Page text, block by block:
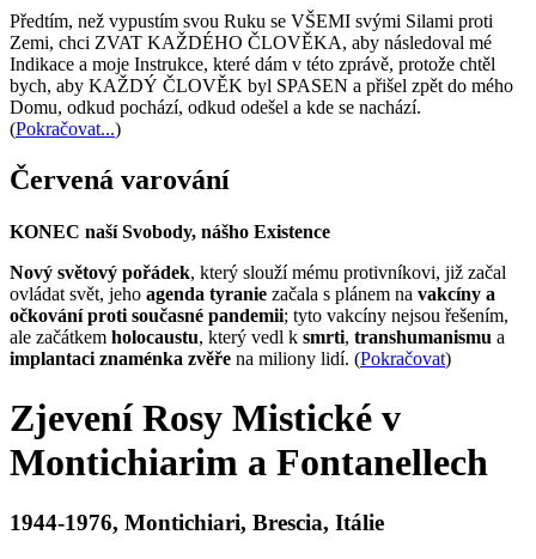
Předtím, než vypustím svou Ruku se VŠEMI svými Silami proti
Zemi, chci ZVAT KAŽDÉHO ČLOVĚKA, aby následoval mé
Indikace a moje Instrukce, které dám v této zprávě, protože chtěl
bych, aby KAŽDÝ ČLOVĚK byl SPASEN a přišel zpět do mého
Domu, odkud pochází, odkud odešel a kde se nachází.
(Pokračovat...)
Červená varování
KONEC naší Svobody, nášho Existence
Nový světový pořádek, který slouží mému protivníkovi, již začal
ovládat svět, jeho agenda tyranie začala s plánem na vakcíny a
očkování proti současné pandemii; tyto vakcíny nejsou řešením,
ale začátkem holocaustu, který vedl k smrti, transhumanismu a
implantaci znaménka zvěře na miliony lidí. (Pokračovat)
Zjevení Rosy Mistické v
Montichiarim a Fontanellech
1944-1976, Montichiari, Brescia, Itálie